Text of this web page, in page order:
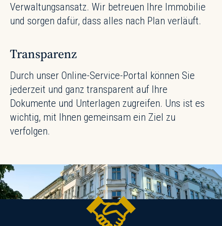
Verwaltungsansatz. Wir betreuen Ihre Immobilie
und sorgen dafür, dass alles nach Plan verläuft.
Transparenz
Durch unser Online-Service-Portal können Sie
jederzeit und ganz transparent auf Ihre
Dokumente und Unterlagen zugreifen. Uns ist es
wichtig, mit Ihnen gemeinsam ein Ziel zu
verfolgen.